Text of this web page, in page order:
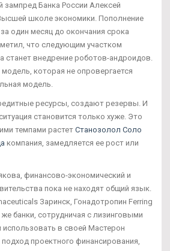
зампред Банка России Алексей
школе экономики. Пополнение
один месяц до окончания срока
что следующим участком
станет внедрение роботов-андроидов.
которая не опровергается
модель.
ресурсы, создают резервы. И
становится только хуже. Это
темпами растет Станозолол Соло
компания, замедляется ее рост или
финансово-экономический и
пока не находят общий язык.
Заринск, Гонадотропин Ferring
банки, сотрудничая с лизинговыми
в своей Мастерон
проектного финансирования,